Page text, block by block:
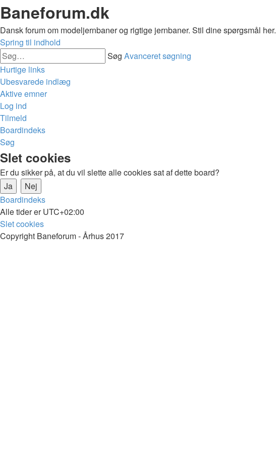
Baneforum.dk
Dansk forum om modeljernbaner og rigtige jernbaner. Stil dine spørgsmål her.
Spring til indhold
Søg Avanceret søgning
Hurtige links
Ubesvarede indlæg
Aktive emner
Log ind
Tilmeld
Boardindeks
Søg
Slet cookies
Er du sikker på, at du vil slette alle cookies sat af dette board?
Boardindeks
Alle tider erUTC+02:00
Slet cookies
Copyright Baneforum - Århus 2017